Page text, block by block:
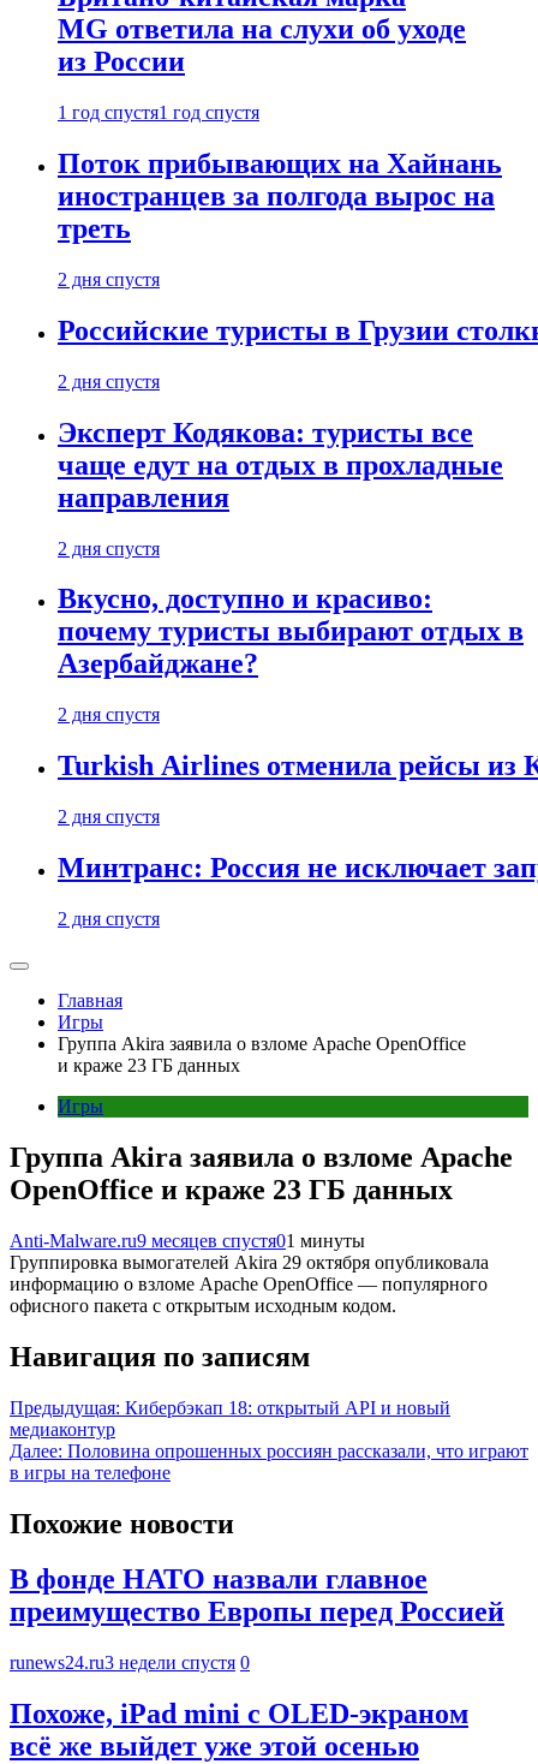
MG ответила на слухи об уходе
из России
1 год спустя1 год спустя
Поток прибывающих на Хайнань
иностранцев за полгода вырос на
треть
2 дня спустя
Российские туристы в Грузии
2 дня спустя
Эксперт Кодякова: туристы все
чаще едут на отдых в прохладные
направления
2 дня спустя
Вкусно, доступно и красиво:
почему туристы выбирают отдых в
Азербайджане?
2 дня спустя
Turkish Airlines отменила рейсы из
2 дня спустя
Минтранс: Россия не исключает
2 дня спустя
Главная
Игры
Группа Akira заявила о взломе Apache OpenOffice
и краже 23 ГБ данных
Игры
Группа Akira заявила о взломе Apache
OpenOffice и краже 23 ГБ данных
Anti-Malware.ru9 месяцев спустя01 минуты
Группировка вымогателей Akira 29 октября опубликовала
информацию о взломе Apache OpenOffice — популярного
офисного пакета с открытым исходным кодом.
Навигация по записям
Предыдущая: Кибербэкап 18: открытый API и новый
медиаконтур
Далее: Половина опрошенных россиян рассказали, что играют
в игры на телефоне
Похожие новости
В фонде НАТО назвали главное
преимущество Европы перед Россией
runews24.ru3 недели спустя 0
Похоже, iPad mini с OLED-экраном
всё же выйдет уже этой осенью